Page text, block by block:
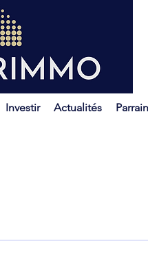
Investir Actualités